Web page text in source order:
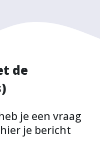
de
je een vraag
je bericht